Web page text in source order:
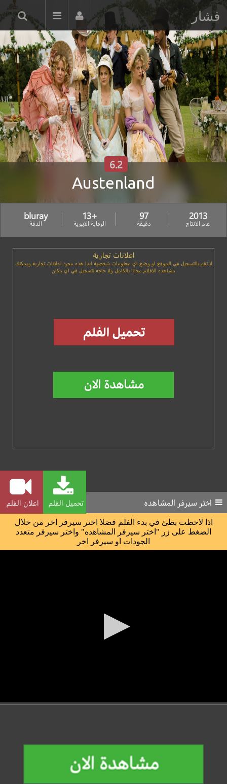
فشار
Austenland
6.2
2013
عام الانتاج
97
دقيقة
+13
الرقابة الابوية
bluray
الدقة
اعلانات تجارية
لا تقم بالتسجيل في الموقع او وضع اي معلومات شخصية ابدا هذه مجرد اعلانات تجارية ويمكنك
مشاهده الافلام مجانا بالكامل ولا حاجه لتسجيل في اي مكان
تحميل الفلم اعلان الفلم اختر سيرفر المشاهده
اذا لاحظت بطئ في بدء الفلم فضلا اختر سيرفر اخر من خلال
الضغط على زر "اختر سيرفر المشاهده" واختر سيرفر متعدد
الجودات او سيرفر اخر